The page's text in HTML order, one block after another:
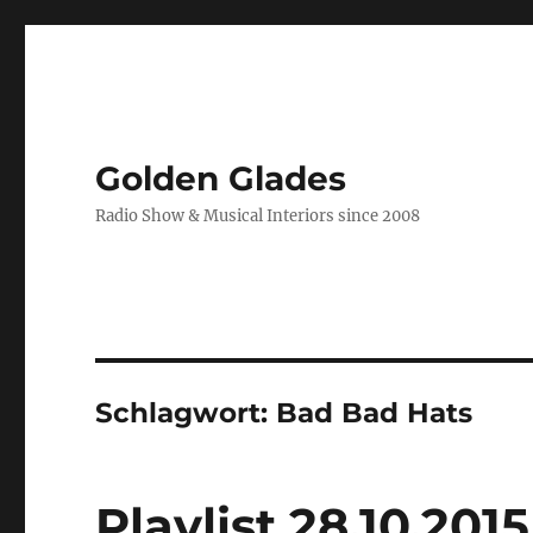
Golden Glades
Radio Show & Musical Interiors since 2008
Schlagwort: Bad Bad Hats